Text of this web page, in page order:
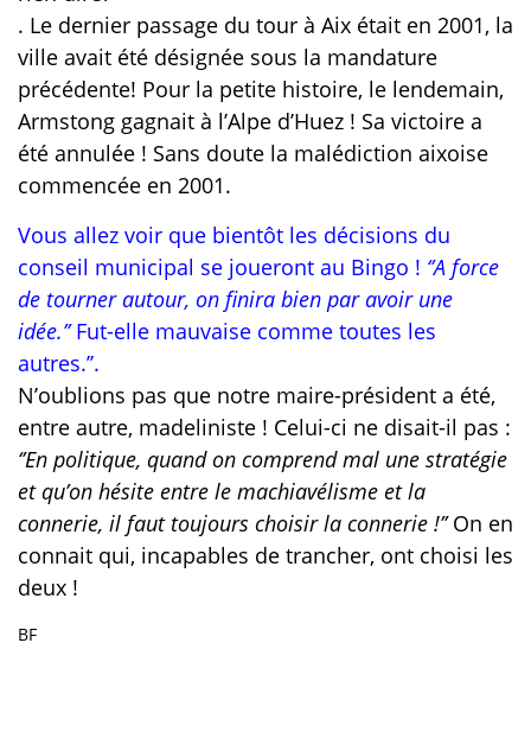
. Le dernier passage du tour à Aix était en 2001, la
ville avait été désignée sous la mandature
précédente! Pour la petite histoire, le lendemain,
Armstong gagnait à l’Alpe d’Huez ! Sa victoire a
été annulée ! Sans doute la malédiction aixoise
commencée en 2001.
Vous allez voir que bientôt les décisions du
conseil municipal se joueront au Bingo ! ‘’A force
de tourner autour, on finira bien par avoir une
idée.’’Fut-elle mauvaise comme toutes les
autres.’’.
N’oublions pas que notre maire-président a été,
entre autre, madeliniste ! Celui-ci ne disait-il pas :
‘’En politique, quand on comprend mal une stratégie
et qu’on hésite entre le machiavélisme et la
connerie, il faut toujours choisir la connerie !’’On en
connait qui, incapables de trancher, ont choisi les
deux !
BF